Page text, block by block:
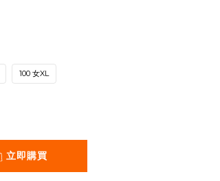
100 女XL
立即購買